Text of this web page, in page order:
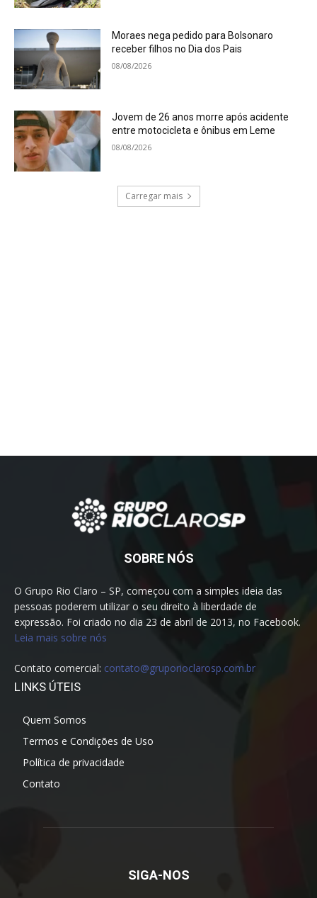
Moraes nega pedido para Bolsonaro
receber filhos no Dia dos Pais
08/08/2026
Jovem de 26 anos morre após acidente
entre motocicleta e ônibus em Leme
08/08/2026
Carregar mais
SOBRE NÓS
O Grupo Rio Claro – SP, começou com a simples ideia das
pessoas poderem utilizar o seu direito à liberdade de
expressão. Foi criado no dia 23 de abril de 2013, no Facebook.
Leia mais sobre nós
Contato comercial: contato@gruporioclarosp.com.br
LINKS ÚTEIS
Quem Somos
Termos e Condições de Uso
Política de privacidade
Contato
SIGA-NOS